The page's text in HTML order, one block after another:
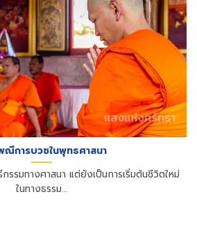
ณีการบวชในพุทธศาสนา
รรมทางศาสนา แต่ยังเป็นการเริ่มต้นชีวิตใหม่
ในทางธรรม...